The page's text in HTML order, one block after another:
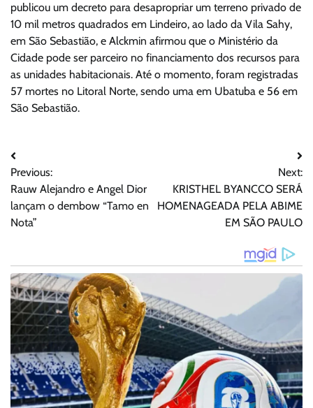
publicou um decreto para desapropriar um terreno privado de
10 mil metros quadrados em Lindeiro, ao lado da Vila Sahy,
em São Sebastião, e Alckmin afirmou que o Ministério da
Cidade pode ser parceiro no financiamento dos recursos para
as unidades habitacionais. Até o momento, foram registradas
57 mortes no Litoral Norte, sendo uma em Ubatuba e 56 em
São Sebastião.
Navegação
de
Post
Previous:
Rauw Alejandro e Angel Dior
lançam o dembow “Tamo en
Nota”
Next:
KRISTHEL BYANCCO SERÁ
HOMENAGEADA PELA ABIME
EM SÃO PAULO